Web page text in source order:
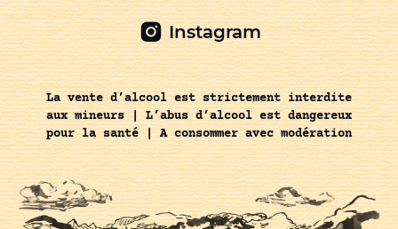
Instagram
La vente d’alcool est strictement interdite
aux mineurs | L’abus d’alcool est dangereux
pour la santé | A consommer avec modération